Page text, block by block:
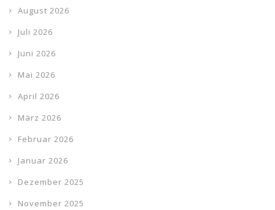
August 2026
Juli 2026
Juni 2026
Mai 2026
April 2026
März 2026
Februar 2026
Januar 2026
Dezember 2025
November 2025